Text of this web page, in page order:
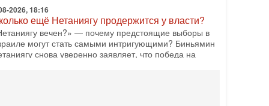
2026, 18:16
ещё Нетаниягу продержится у власти?
вечен?» — почему предстоящие выборы в
могут стать самыми интригующими? Биньямин
снова уверенно заявляет, что победа на